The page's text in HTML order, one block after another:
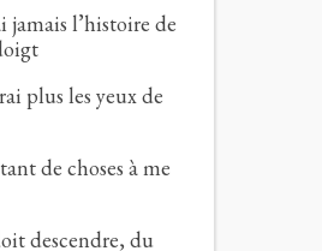
jamais l’histoire de
plus les yeux de
de choses à me
descendre, du